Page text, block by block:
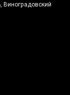
Виноградовский